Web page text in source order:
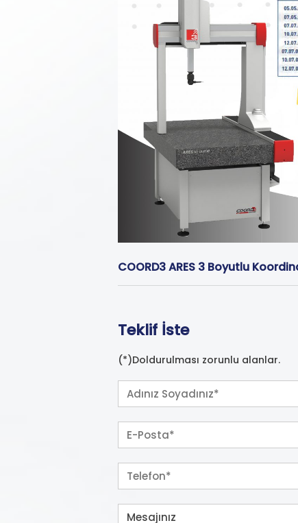
COORD3 ARES 3 Boyutlu
Teklif İste
(*)Doldurulması zorunlu alanlar.